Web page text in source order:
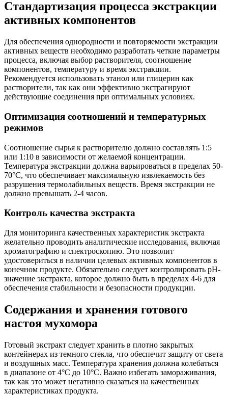
Стандартизация процесса экстракции
активных компонентов
Для обеспечения однородности и повторяемости экстракции
активных веществ необходимо разработать четкие параметры
процесса, включая выбор растворителя, соотношение
компонентов, температуру и время экстракции.
Рекомендуется использовать этанол или глицерин как
растворители, так как они эффективно экстрагируют
действующие соединения при оптимальных условиях.
Оптимизация соотношений и температурных
режимов
Соотношение сырья к растворителю должно составлять 1:5
или 1:10 в зависимости от желаемой концентрации.
Температура экстракции должна варьироваться в пределах 50-
70°C, что обеспечивает максимальную извлекаемость без
разрушения термолабильных веществ. Время экстракции не
должно превышать 2-4 часов.
Контроль качества экстракта
Для мониторинга качественных характеристик экстракта
желательно проводить аналитические исследования, включая
хроматографию и спектроскопию. Это позволит
удостовериться в наличии целевых активных компонентов в
конечном продукте. Обязательно следует контролировать pH-
значение экстракта, которое должно быть в пределах 4-6 для
обеспечения стабильности и безопасности продукции.
Содержания и хранения готового
настоя мухомора
Готовый экстракт следует хранить в плотно закрытых
контейнерах из темного стекла, что обеспечит защиту от света
и воздушных масс. Температура хранения должна колебаться
в диапазоне от 4°C до 10°C. Важно избегать замораживания,
так как это может негативно сказаться на качественных
характеристиках продукта.